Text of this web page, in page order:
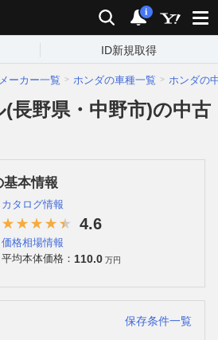
検索 通知
i
ID新規取得
メーカー一覧 ホンダの車種一覧 ホンダの
長野県・中野市)の中古
本情報
カタログ情報
4.6
価格相場情報
平均本体価格： 110.0 万円
保存条件一覧